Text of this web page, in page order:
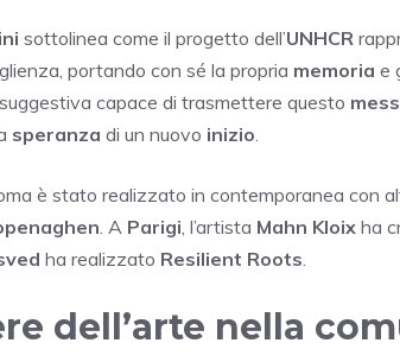
sottolinea come il progetto dell’UNHCR
portando con sé la propria memoria e
suggestiva capace di trasmettere questo
speranza di un nuovo inizio.
è stato realizzato in contemporanea con
. A Parigi, l’artista Mahn Kloix ha
ha realizzato Resilient Roots.
dell’arte nella